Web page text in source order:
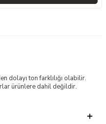
dolayı ton farklılığı olabilir.
ürünlere dahil değildir.